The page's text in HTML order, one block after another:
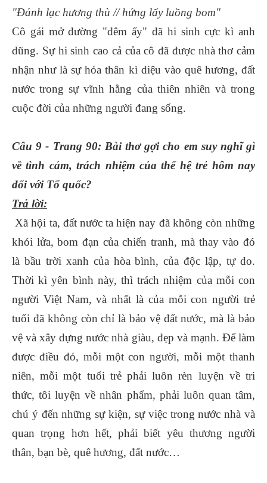
"Đánh lạc hương thù // hứng lấy luồng bom"
Cô gái mở đường "đêm ấy" đã hi sinh cực kì anh
dũng. Sự hi sinh cao cả của cô đã được nhà thơ cảm
nhận như là sự hóa thân kì diệu vào quê hương, đất
nước trong sự vĩnh hằng của thiên nhiên và trong
cuộc đời của những người đang sống.
Câu 9 - Trang 90: Bài thơ gợi cho em suy nghĩ gì
về tình cảm, trách nhiệm của thế hệ trẻ hôm nay
đối với Tổ quốc?
Trả lời:
Xã hội ta, đất nước ta hiện nay đã không còn những
khói lửa, bom đạn của chiến tranh, mà thay vào đó
là bầu trời xanh của hòa bình, của độc lập, tự do.
Thời kì yên bình này, thì trách nhiệm của mỗi con
người Việt Nam, và nhất là của mỗi con người trẻ
tuổi đã không còn chỉ là bảo vệ đất nước, mà là bảo
vệ và xây dựng nước nhà giàu, đẹp và mạnh. Để làm
được điều đó, mỗi một con người, mỗi một thanh
niên, mỗi một tuổi trẻ phải luôn rèn luyện về tri
thức, tôi luyện về nhân phẩm, phải luôn quan tâm,
chú ý đến những sự kiện, sự việc trong nước nhà và
quan trọng hơn hết, phải biết yêu thương người
thân, bạn bè, quê hương, đất nước…